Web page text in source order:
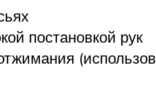
постановкой рук